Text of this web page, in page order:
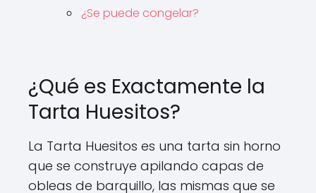
¿Se puede congelar?
¿Qué es Exactamente la
Tarta Huesitos?
La Tarta Huesitos es una tarta sin horno
que se construye apilando capas de
obleas de barquillo, las mismas que se